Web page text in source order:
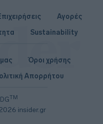
Αγορές
Sustainability
TM
insider.gr
Όροι χρήσης
Απορρήτου